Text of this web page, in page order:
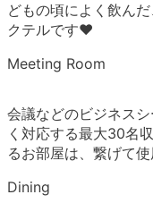
どもの頃によく飲ん
クテルです♥
Meeting Room
会議などのビジネス
く対応する最大30名
るお部屋は、繋げて
Dining